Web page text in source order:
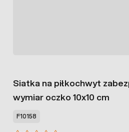
Siatka na piłkochwyt
wymiar oczko 10x10 cm
F10158